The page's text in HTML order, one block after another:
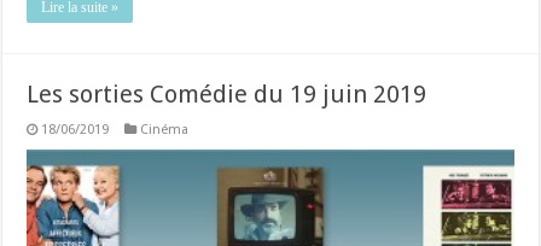
Lire la suite »
Les sorties Comédie du 19 juin 2019
18/06/2019 Cinéma